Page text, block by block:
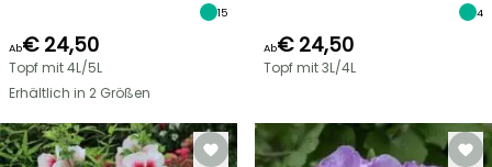
15
Ab€ 24,50
Topf mit 4L/5L
Erhältlich in 2 Größen
4
Ab€ 24,50
Topf mit 3L/4L